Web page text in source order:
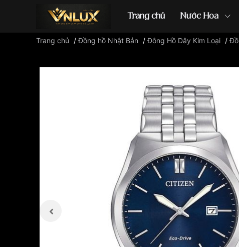
Trang chủ Nước Hoa
Đồng hồ casio đồng
Trang chủ /Đồng hồ Nhật Bản /Đông Hồ Dây Kim Loại /